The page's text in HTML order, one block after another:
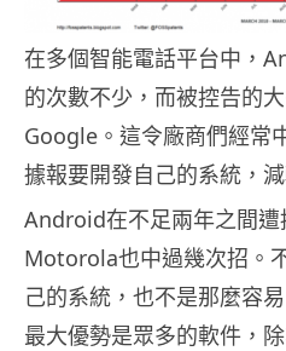
在多個智能電話平台中，
的次數不少，而被控告的
Google。這令廠商們經常
據報要開發自己的系統，
Android在不足兩年之間遭
Motorola也中過幾次招。
己的系統，也不是那麼容
最大優勢是眾多的軟件，